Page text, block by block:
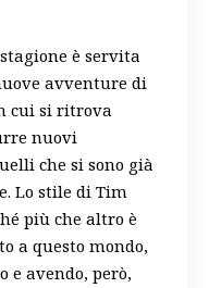
è servita
avventure di
cui si ritrova
nuovi
che si sono già
Lo stile di Tim
più che altro è
a questo mondo,
e avendo, però,